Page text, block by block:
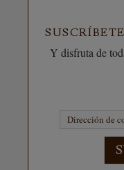
Y disfruta de